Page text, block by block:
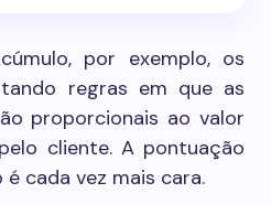
por exemplo, os
regras em que as
proporcionais ao valor
cliente. A pontuação
cada vez mais cara.